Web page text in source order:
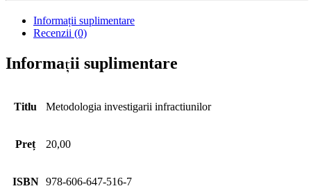
Informații suplimentare
Recenzii (0)
Informații suplimentare
Titlu Metodologia investigarii infractiunilor
Preț 20,00
ISBN 978-606-647-516-7